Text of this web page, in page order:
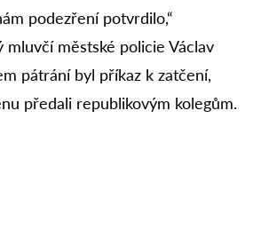
podezření potvrdilo,“
mluvčí městské policie Václav
pátrání byl příkaz k zatčení,
předali republikovým kolegům.